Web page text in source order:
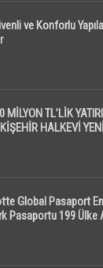
ve Konforlu
MİLYON TL’LİK
HALKEVİ
Global Pasaport
Pasaportu 199 Ülke